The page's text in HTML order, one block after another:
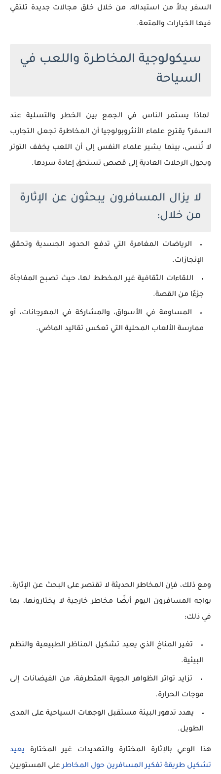
السفر بدلاً من استبداله، من خلال خلق مجالات جديدة تلتقي
فيها الخيارات والمتعة.
سيكولوجية المخاطرة واللعب في
السياحة
لماذا يستمر الناس في الجمع بين الخطر والتسلية عند
السفر؟ يقترح علماء الأنثروبولوجيا أن المخاطرة تجعل التجارب
لا تُنسى، بينما يشير علماء النفس إلى أن اللعب يخفف التوتر
ويحول الرحلات العادية إلى قصص تستحق إعادة سردها.
لا يزال المسافرون يبحثون عن الإثارة
من خلال:
الرياضات المغامرة التي تدفع الحدود الجسدية وتحقق
الإنجازات.
اللقاءات الثقافية غير المخطط لها، حيث تصبح المفاجأة
جزءًا من القصة.
المساومة في الأسواق، والمشاركة في المهرجانات، أو
ممارسة الألعاب المحلية التي تعكس تقاليد الماضي.
ومع ذلك، فإن المخاطر الحديثة لا تقتصر على البحث عن الإثارة.
يواجه المسافرون اليوم أيضًا مخاطر خارجية لا يختارونها، بما
في ذلك:
تغير المناخ الذي يعيد تشكيل المناظر الطبيعية والنظم
البيئية.
تزايد تواتر الظواهر الجوية المتطرفة، من الفيضانات إلى
موجات الحرارة.
يهدد تدهور البيئة مستقبل الوجهات السياحية على المدى
الطويل.
هذا الوعي بالإثارة المختارة والتهديدات غير المختارة يعيد
تشكيل طريقة تفكير المسافرين حول المخاطرعلى المستويين